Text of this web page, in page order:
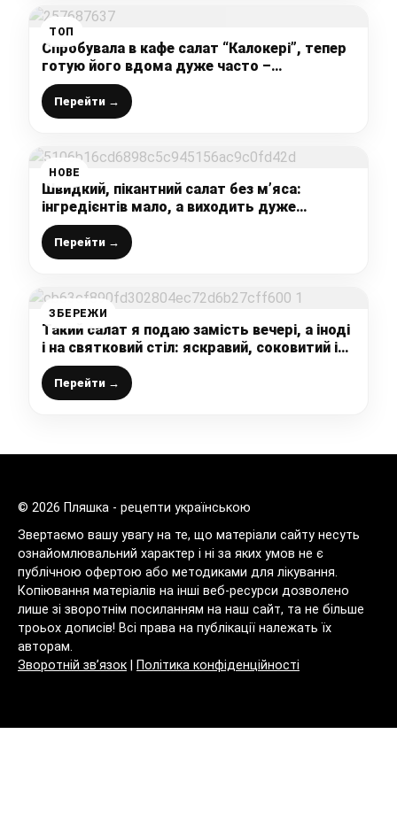
ТОП
Спробувала в кафе салат “Калокері”, тепер
готую його вдома дуже часто –
неймовірно смачно і свіжо
Перейти →
НОВЕ
Швидкий, пікантний салат без м’яса:
інгредієнтів мало, а виходить дуже
смачно, соковито і ситно
Перейти →
ЗБЕРЕЖИ
Такий салат я подаю замість вечері, а іноді
і на святковий стіл: яскравий, соковитий і
без майонезу (готується швидко і просто)
Перейти →
© 2026 Пляшка - рецепти українською
Звертаємо вашу увагу на те, що матеріали сайту несуть
ознайомлювальний характер і ні за яких умов не є
публічною офертою або методиками для лікування.
Копіювання матеріалів на інші веб-ресурси дозволено
лише зі зворотнім посиланням на наш сайт, та не більше
троьох дописів! Всі права на публікації належать їх
авторам.
Зворотній зв’язок
Політика конфіденційності